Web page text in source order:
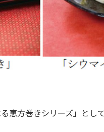
恵方巻きシリーズ」とし